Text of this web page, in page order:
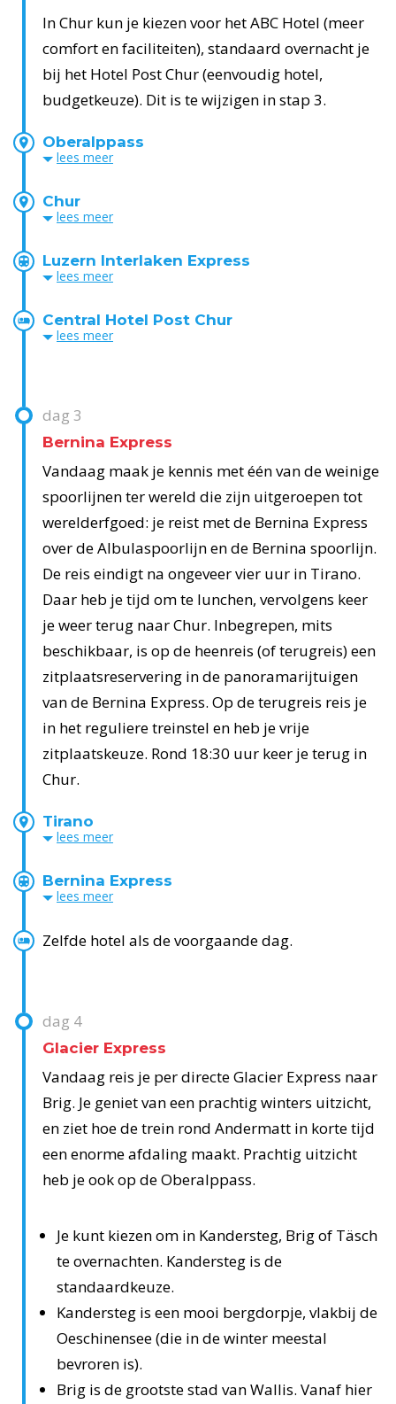
In Chur kun je kiezen voor het ABC Hotel (meer
comfort en faciliteiten), standaard overnacht je
bij het Hotel Post Chur (eenvoudig hotel,
budgetkeuze). Dit is te wijzigen in stap 3.
Oberalppass
lees meer
Chur
lees meer
Luzern Interlaken Express
lees meer
Central Hotel Post Chur
lees meer
dag 3
Bernina Express
Vandaag maak je kennis met één van de weinige
spoorlijnen ter wereld die zijn uitgeroepen tot
werelderfgoed: je reist met de Bernina Express
over de Albulaspoorlijn en de Bernina spoorlijn.
De reis eindigt na ongeveer vier uur in Tirano.
Daar heb je tijd om te lunchen, vervolgens keer
je weer terug naar Chur. Inbegrepen, mits
beschikbaar, is op de heenreis (of terugreis) een
zitplaatsreservering in de panoramarijtuigen
van de Bernina Express. Op de terugreis reis je
in het reguliere treinstel en heb je vrije
zitplaatskeuze. Rond 18:30 uur keer je terug in
Chur.
Tirano
lees meer
Bernina Express
lees meer
Zelfde hotel als de voorgaande dag.
dag 4
Glacier Express
Vandaag reis je per directe Glacier Express naar
Brig. Je geniet van een prachtig winters uitzicht,
en ziet hoe de trein rond Andermatt in korte tijd
een enorme afdaling maakt. Prachtig uitzicht
heb je ook op de Oberalppass.
Je kunt kiezen om in Kandersteg, Brig of Täsch
te overnachten. Kandersteg is de
standaardkeuze.
Kandersteg is een mooi bergdorpje, vlakbij de
Oeschinensee (die in de winter meestal
bevroren is).
Brig is de grootste stad van Wallis. Vanaf hier